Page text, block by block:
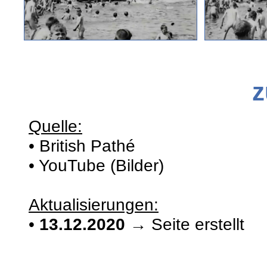
Quelle:
• British Pathé
• YouTube (Bilder)
Aktualisierungen:
• 13.12.2020 → Seite erstellt